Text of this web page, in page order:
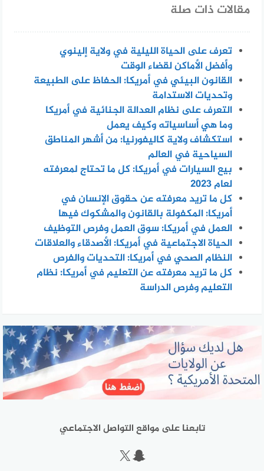
مقالات ذات صلة
تعرف على الحياة الليلية في ولاية إلينوي
وأفضل الأماكن لقضاء الوقت
القانون البيئي في أمريكا: الحفاظ على الطبيعة
وتحديات الاستدامة
التعرف على نظام العدالة الجنائية في أمريكا
وما هي أساسياته وكيف يعمل
استكشاف ولاية كاليفورنيا: من أشهر المناطق
السياحية في العالم
بيع السيارات في أمريكا: كل ما تحتاج لمعرفته
لعام 2023
كل ما تريد معرفته عن حقوق الإنسان في
أمريكا: المكفولة بالقانون والمشكوك فيها
العمل في أمريكا: سوق العمل وفرص التوظيف
الحياة الاجتماعية في أمريكا: الأصدقاء والعلاقات
النظام الصحي في أمريكا: التحديات والفرص
كل ما تريد معرفته عن التعليم في أمريكا: نظام
التعليم وفرص الدراسة
تابعنا على مواقع التواصل الاجتماعي
سناب شات
إكس